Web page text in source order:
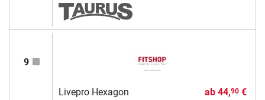
9
Livepro Hexagon
ab 44,90€